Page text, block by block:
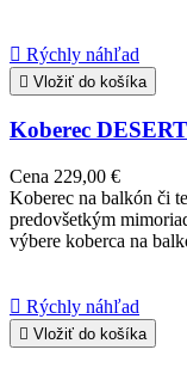
 Rýchly náhľad
 Vložiť do košíka
Koberec
Cena 229,00 €
Koberec na balkón či
predovšetkým
výbere koberca na
 Rýchly náhľad
 Vložiť do košíka